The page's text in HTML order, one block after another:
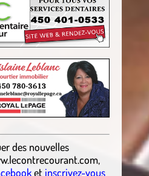
des nouvelles
,
et inscrivez-vous